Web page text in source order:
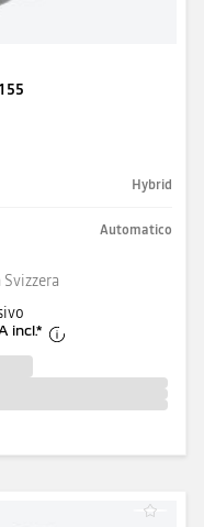
Hybrid
Automatico
incl.*